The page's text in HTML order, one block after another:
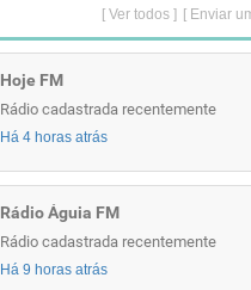
[ Enviar
[ Ver todos ]
Hoje FM
Rádio cadastrada recentemente
Há 4 horas atrás
Rádio Águia FM
Rádio cadastrada recentemente
Há 9 horas atrás